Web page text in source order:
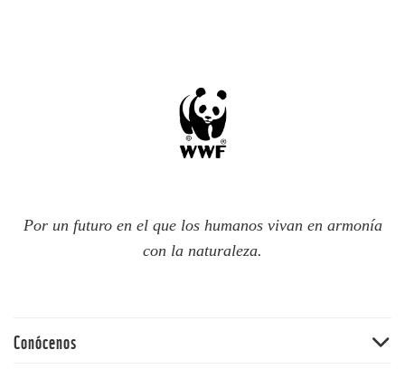
Por un futuro en el que los humanos vivan en armonía
con la naturaleza.
Conócenos